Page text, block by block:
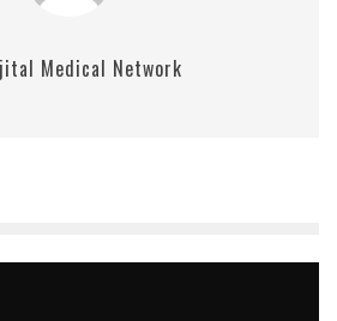
Medical Network